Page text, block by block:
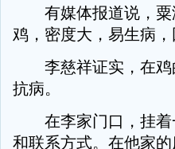
有媒体报道说，粟
鸡，密度大，易生病
李慈祥证实，在鸡
抗病。
在李家门口，挂着
和联系方式。在他家